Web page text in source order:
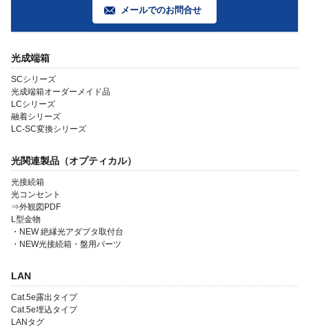
メールでのお問合せ
光成端箱
SCシリーズ
光成端箱オーダーメイド品
LCシリーズ
融着シリーズ
LC-SC変換シリーズ
光関連製品（オプティカル）
光接続箱
光コンセント
⇒外観図PDF
L型金物
・NEW 絶縁光アダプタ取付台
・NEW光接続箱・盤用パーツ
LAN
Cat.5e露出タイプ
Cat.5e埋込タイプ
LANタグ